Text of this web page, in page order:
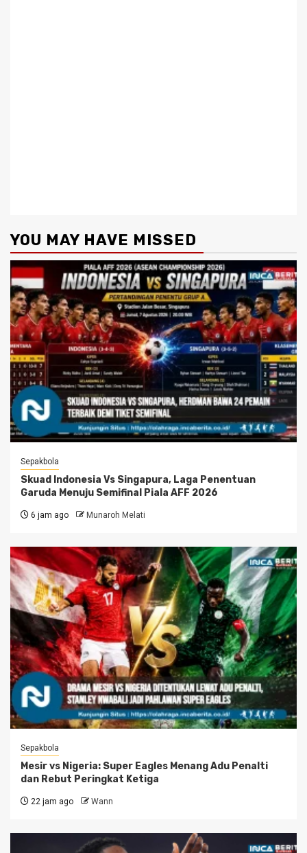
YOU MAY HAVE MISSED
Sepakbola
Skuad Indonesia Vs Singapura, Laga Penentuan
Garuda Menuju Semifinal Piala AFF 2026
6 jam ago Munaroh Melati
Sepakbola
Mesir vs Nigeria: Super Eagles Menang Adu Penalti
dan Rebut Peringkat Ketiga
22 jam ago Wann